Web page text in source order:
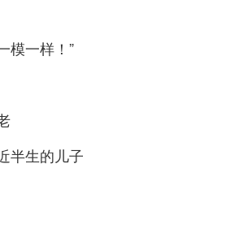
模一样！”
半生的儿子